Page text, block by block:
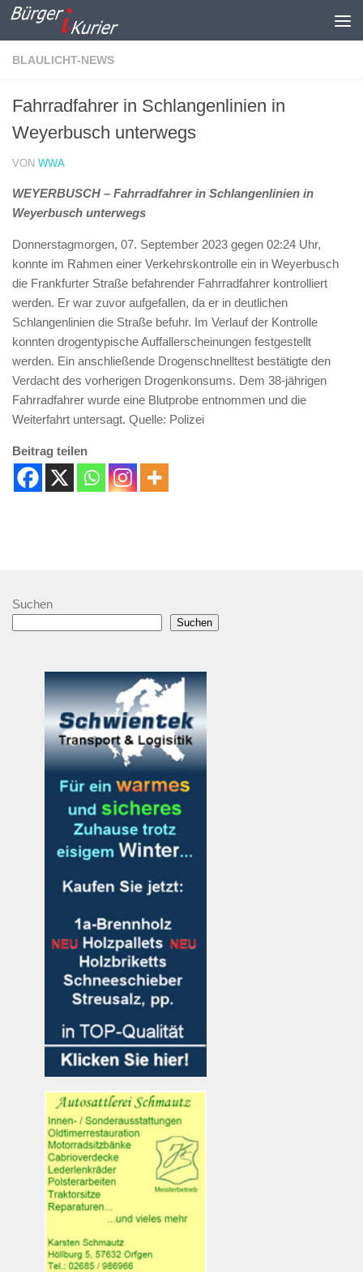
Zum Inhalt springen
BLAULICHT-NEWS
Fahrradfahrer in Schlangenlinien in
Weyerbusch unterwegs
VON WWA
WEYERBUSCH – Fahrradfahrer in Schlangenlinien in
Weyerbusch unterwegs
Donnerstagmorgen, 07. September 2023 gegen 02:24 Uhr,
konnte im Rahmen einer Verkehrskontrolle ein in Weyerbusch
die Frankfurter Straße befahrender Fahrradfahrer kontrolliert
werden. Er war zuvor aufgefallen, da er in deutlichen
Schlangenlinien die Straße befuhr. Im Verlauf der Kontrolle
konnten drogentypische Auffallerscheinungen festgestellt
werden. Ein anschließende Drogenschnelltest bestätigte den
Verdacht des vorherigen Drogenkonsums. Dem 38-jährigen
Fahrradfahrer wurde eine Blutprobe entnommen und die
Weiterfahrt untersagt. Quelle: Polizei
Beitrag teilen
Suchen
Suchen